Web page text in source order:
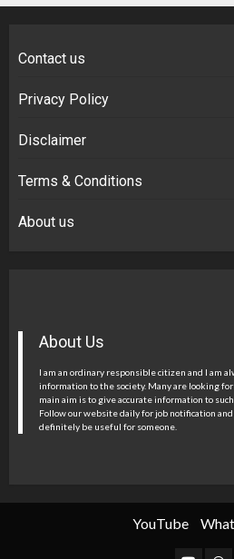
Contact us
Privacy Policy
Disclaimer
Terms & Conditions
About us
About Us
I am an ordinary responsible citizen and I am
information to the society. Many are looking
main aim is to give accurate information to
Follow our website daily for job notification
definitely be useful for someone.
YouTube